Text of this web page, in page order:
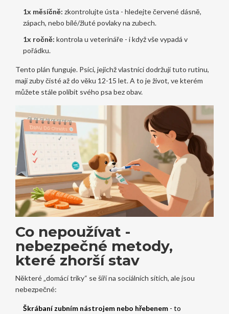
1x měsíčně: zkontrolujte ústa - hledejte červené dásně,
zápach, nebo bílé/žluté povlaky na zubech.
1x ročně: kontrola u veterináře - i když vše vypadá v
pořádku.
Tento plán funguje. Psíci, jejichž vlastníci dodržují tuto rutinu,
mají zuby čisté až do věku 12-15 let. A to je život, ve kterém
můžete stále políbit svého psa bez obav.
Co nepoužívat -
nebezpečné metody,
které zhorší stav
Některé „domácí triky“ se šíří na sociálních sítích, ale jsou
nebezpečné:
Škrábaní zubním nástrojem nebo hřebenem- to